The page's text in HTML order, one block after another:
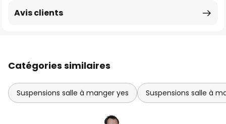
Avis clients
Catégories similaires
Suspensions salle à manger yes Suspensions salle à